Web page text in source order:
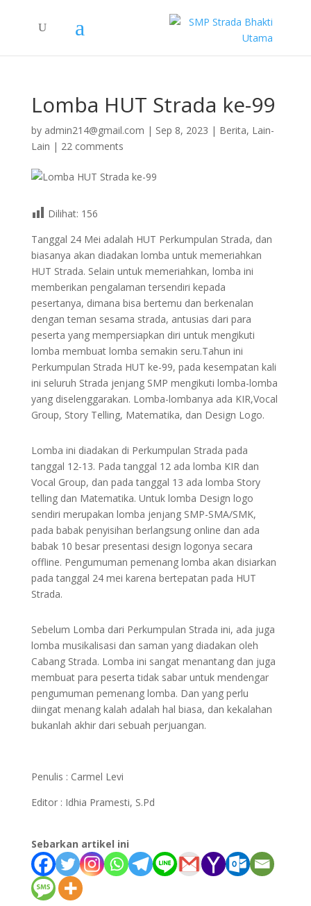
Lomba HUT Strada ke-99
by admin214@gmail.com | Sep 8, 2023 | Berita, Lain-
Lain | 22 comments
Dilihat: 156
Tanggal 24 Mei adalah HUT Perkumpulan Strada, dan
biasanya akan diadakan lomba untuk memeriahkan
HUT Strada. Selain untuk memeriahkan, lomba ini
memberikan pengalaman tersendiri kepada
pesertanya, dimana bisa bertemu dan berkenalan
dengan teman sesama strada, antusias dari para
peserta yang mempersiapkan diri untuk mengikuti
lomba membuat lomba semakin seru.Tahun ini
Perkumpulan Strada HUT ke-99, pada kesempatan kali
ini seluruh Strada jenjang SMP mengikuti lomba-lomba
yang diselenggarakan. Lomba-lombanya ada KIR,Vocal
Group, Story Telling, Matematika, dan Design Logo.
Lomba ini diadakan di Perkumpulan Strada pada
tanggal 12-13. Pada tanggal 12 ada lomba KIR dan
Vocal Group, dan pada tanggal 13 ada lomba Story
telling dan Matematika. Untuk lomba Design logo
sendiri merupakan lomba jenjang SMP-SMA/SMK,
pada babak penyisihan berlangsung online dan ada
babak 10 besar presentasi design logonya secara
offline. Pengumuman pemenang lomba akan disiarkan
pada tanggal 24 mei karena bertepatan pada HUT
Strada.
Sebelum Lomba dari Perkumpulan Strada ini, ada juga
lomba musikalisasi dan saman yang diadakan oleh
Cabang Strada. Lomba ini sangat menantang dan juga
membuat para peserta tidak sabar untuk mendengar
pengumuman pemenang lomba. Dan yang perlu
diingat menang kalah adalah hal biasa, dan kekalahan
bukanlah akhir dari sebuah perjuangan.
Penulis : Carmel Levi
Editor : Idhia Pramesti, S.Pd
Sebarkan artikel ini